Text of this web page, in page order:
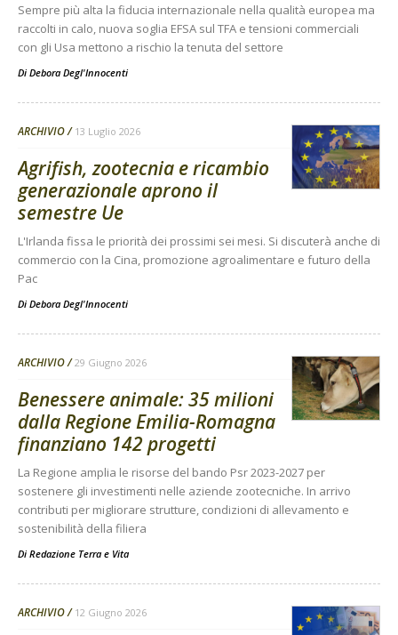
Sempre più alta la fiducia internazionale nella qualità europea ma
raccolti in calo, nuova soglia EFSA sul TFA e tensioni commerciali
con gli Usa mettono a rischio la tenuta del settore
Di Debora Degl'Innocenti
ARCHIVIO 13 Luglio 2026
Agrifish, zootecnia e ricambio
generazionale aprono il
semestre Ue
L'Irlanda fissa le priorità dei prossimi sei mesi. Si discuterà anche di
commercio con la Cina, promozione agroalimentare e futuro della
Pac
Di Debora Degl'Innocenti
ARCHIVIO 29 Giugno 2026
Benessere animale: 35 milioni
dalla Regione Emilia-Romagna
finanziano 142 progetti
La Regione amplia le risorse del bando Psr 2023-2027 per
sostenere gli investimenti nelle aziende zootecniche. In arrivo
contributi per migliorare strutture, condizioni di allevamento e
sostenibilità della filiera
Di Redazione Terra e Vita
ARCHIVIO 12 Giugno 2026